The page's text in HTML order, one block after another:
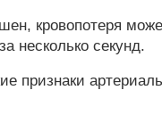
кровопотеря
несколько секунд.
признаки